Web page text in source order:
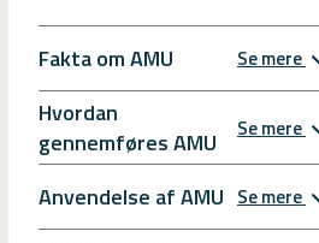
Fakta om AMU Se mere
Hvordan
gennemføres AMU
Se mere
Anvendelse af AMU Se mere